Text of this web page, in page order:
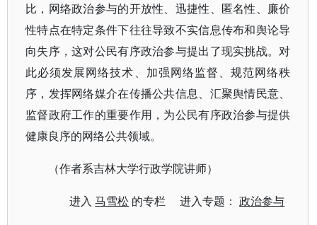
比，网络政治参与的开放性、迅捷性、匿名性、廉价
性特点在特定条件下往往导致不实信息传布和舆论导
向失序，这对公民有序政治参与提出了现实挑战。对
此必须发展网络技术、加强网络监督、规范网络秩
序，发挥网络媒介在传播公共信息、汇聚舆情民意、
监督政府工作的重要作用，为公民有序政治参与提供
健康良序的网络公共领域。
（作者系吉林大学行政学院讲师）
进入马雪松 的专栏 进入专题：政治参与